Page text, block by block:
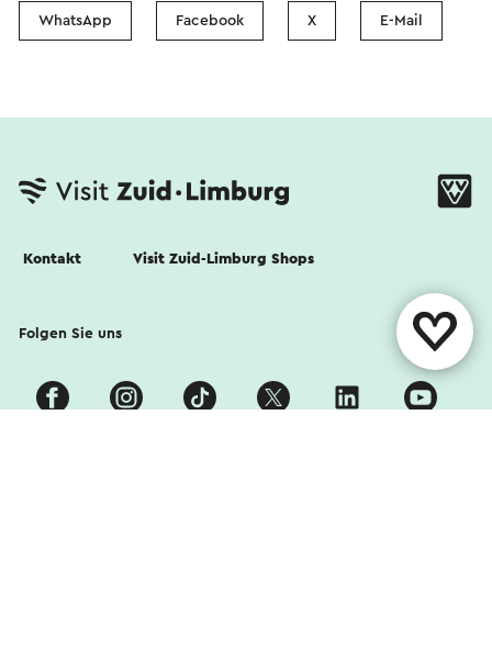
WhatsApp Facebook X E-Mail
Kontakt Visit Zuid-Limburg Shops
Folgen Sie uns